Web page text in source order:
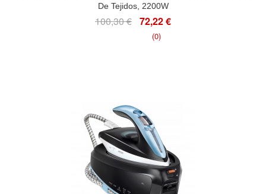
De Tejidos, 2200W
100,30 € 72,22 €
(0)